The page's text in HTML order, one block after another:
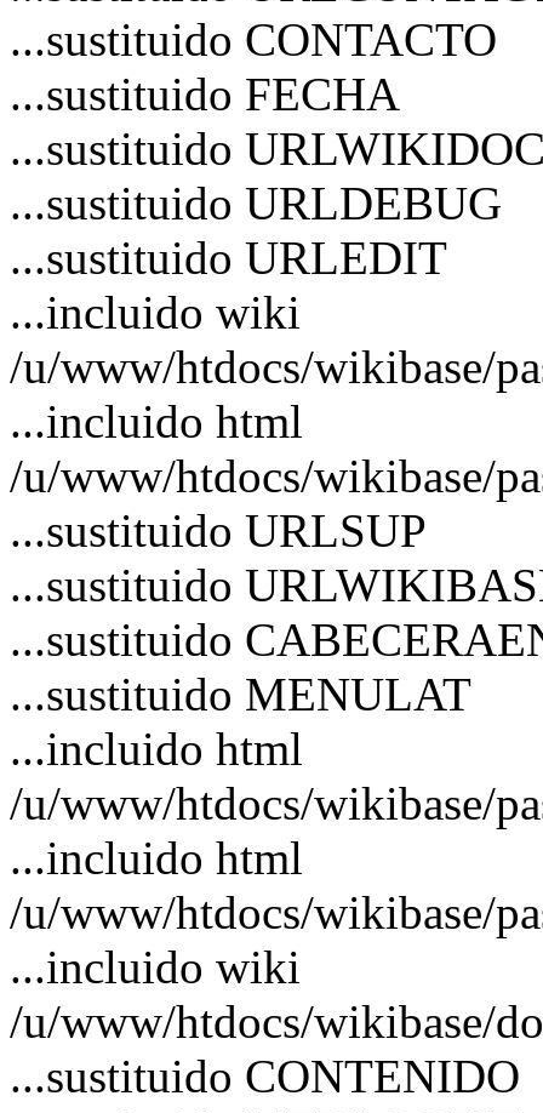
...sustituido CONTACTO
...sustituido FECHA
...sustituido
...sustituido URLDEBUG
...sustituido URLEDIT
...incluido wiki
/u/www/htdocs/wikibase/
...incluido html
/u/www/htdocs/wikibase/
...sustituido URLSUP
...sustituido
...sustituido
...sustituido MENULAT
...incluido html
/u/www/htdocs/wikibase/
...incluido html
/u/www/htdocs/wikibase/
...incluido wiki
/u/www/htdocs/wikibase/
...sustituido CONTENIDO